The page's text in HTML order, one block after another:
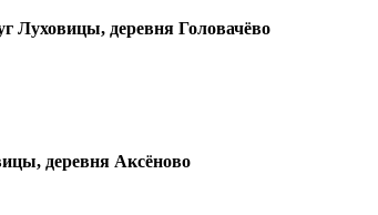
Луховицы, деревня Головачёво
деревня Аксёново